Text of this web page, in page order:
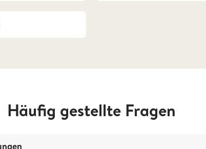
Häufig gestellte Fragen